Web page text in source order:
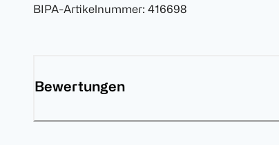
BIPA-Artikelnummer: 416698
Bewertungen